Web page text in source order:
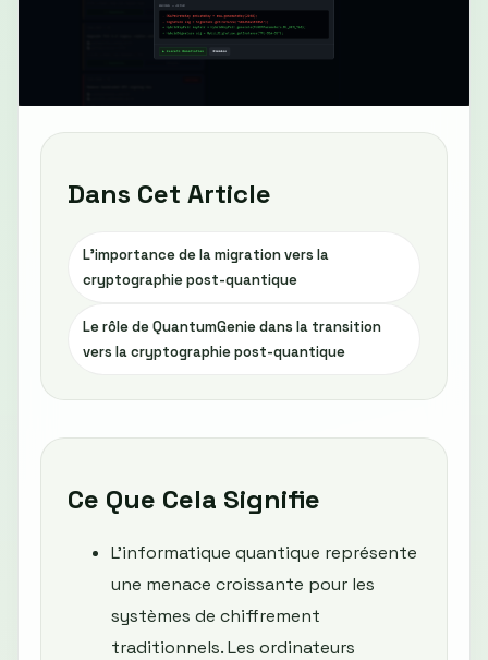
Dans Cet Article
L'importance de la migration vers la
cryptographie post-quantique
Le rôle de QuantumGenie dans la transition
vers la cryptographie post-quantique
Ce Que Cela Signifie
L'informatique quantique représente
une menace croissante pour les
systèmes de chiffrement
traditionnels. Les ordinateurs